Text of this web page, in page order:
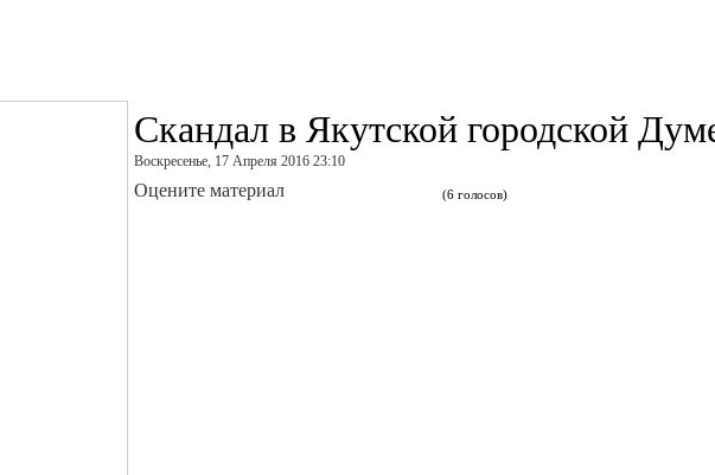
Скандал в Якутской городской
Воскресенье, 17 Апреля 2016 23:10
Оцените материал (6 голосов)